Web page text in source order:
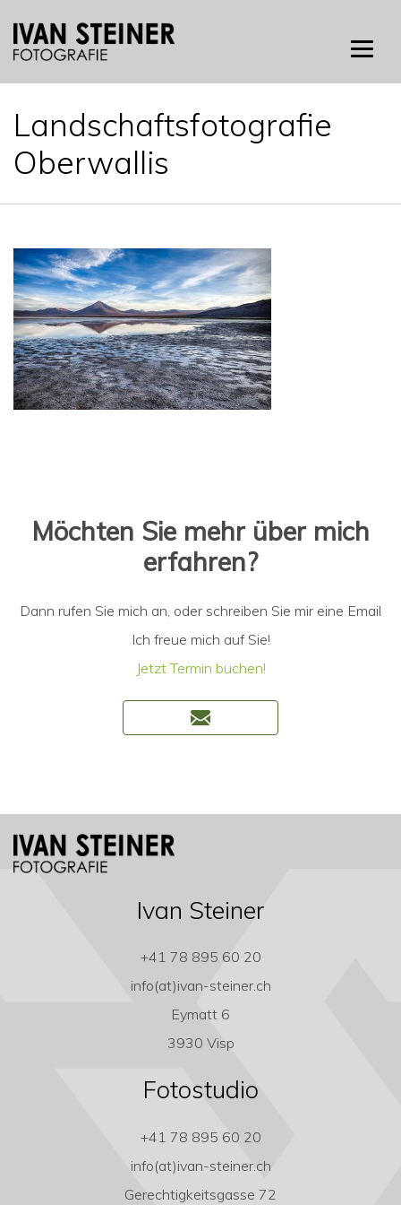
Landschaftsfotografie
Oberwallis
Möchten Sie mehr über mich
erfahren?
Dann rufen Sie mich an, oder schreiben Sie mir eine Email
Ich freue mich auf Sie!
Jetzt Termin buchen!
Ivan Steiner
+41 78 895 60 20
info(at)ivan-steiner.ch
Eymatt 6
3930 Visp
Fotostudio
+41 78 895 60 20
info(at)ivan-steiner.ch
Gerechtigkeitsgasse 72